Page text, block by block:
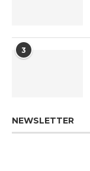
3
NEWSLETTER